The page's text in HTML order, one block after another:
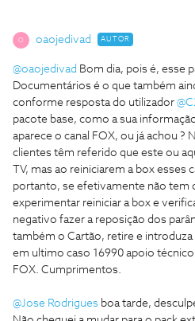
O oaojedivad AUTOR
@oaojedivad Bom dia, pois é, esse
Documentários é o que também
conforme resposta do utilizador
pacote base, como a sua
aparece o canal FOX, ou já achou ?
clientes têm referido que este ou
TV, mas ao reiniciarem a box esses
portanto, se efetivamente não tem
experimentar reiniciar a box e
negativo fazer a reposição dos
também o Cartão, retire e
em ultimo caso 16990 apoio
FOX. Cumprimentos.
@Jose Rodrigues boa tarde,